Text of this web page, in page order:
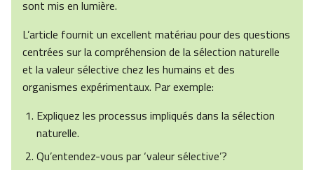
sont mis en lumière.
L’article fournit un excellent matériau pour des questions
centrées sur la compréhension de la sélection naturelle
et la valeur sélective chez les humains et des
organismes expérimentaux. Par exemple:
Expliquez les processus impliqués dans la sélection
naturelle.
Qu’entendez-vous par ‘valeur sélective’?